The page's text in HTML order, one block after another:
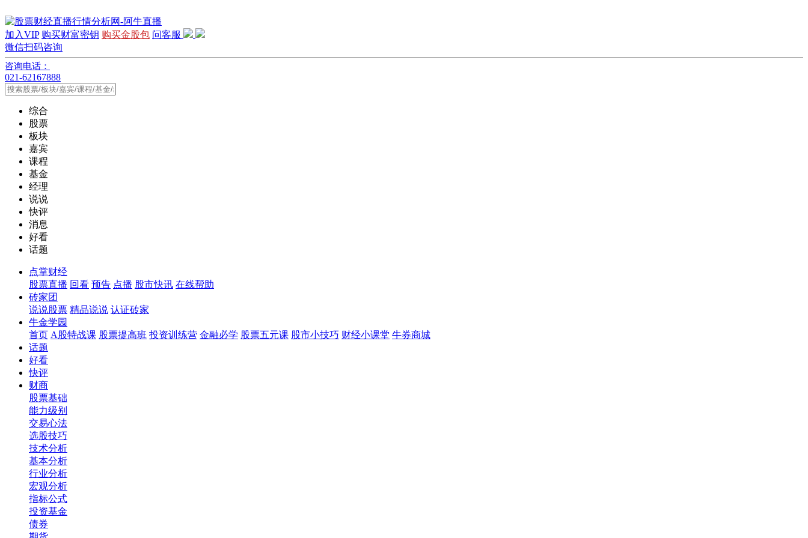
加入VIP 购买财富密钥 购买金股包 问客服
微信扫码咨询
咨询电话：
021-62167888
综合
股票
板块
嘉宾
课程
基金
经理
说说
快评
消息
好看
话题
点掌财经
股票直播 回看 预告 点播 股市快讯 在线帮助
砖家团
说说股票 精品说说 认证砖家
牛金学园
首页 A股特战课 股票提高班 投资训练营 金融必学 股票五元课 股市小技巧 财经小课堂 牛券商城
话题
好看
快评
财商
股票基础
能力级别
交易心法
选股技巧
技术分析
基本分析
行业分析
宏观分析
指标公式
投资基金
债券